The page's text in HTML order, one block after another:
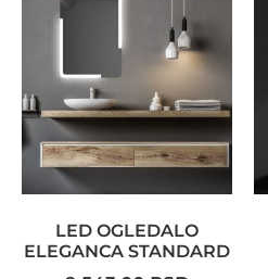
LED OGLEDALO
ELEGANCA STANDARD